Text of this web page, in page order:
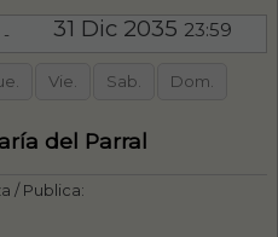
- 31 Dic 2035 23:59
Vie. Sab. Dom.
del Parral
/ Publica: